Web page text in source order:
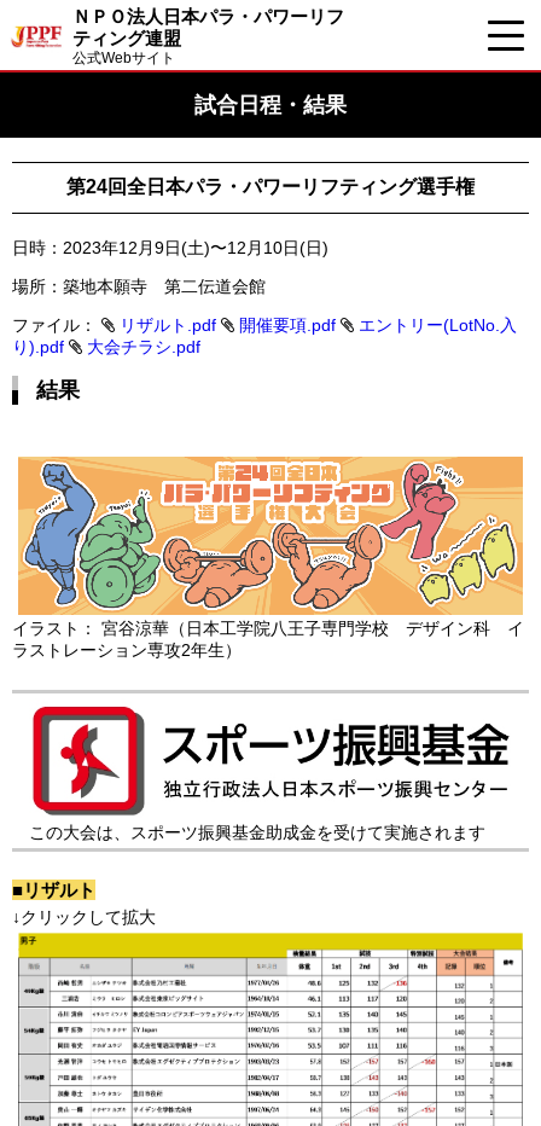
ＮＰＯ法人日本パラ・パワーリフ
ティング連盟
公式Webサイト
試合日程・結果
第24回全日本パラ・パワーリフティング選手権
日時：2023年12月9日(土)〜12月10日(日)
場所：築地本願寺 第二伝道会館
ファイル：
リザルト.pdf 開催要項.pdf
エントリー(LotNo.入
り).pdf
大会チラシ.pdf
結果
イラスト： 宮谷涼華（日本工学院八王子専門学校 デザイン科 イ
ラストレーション専攻2年生）
この大会は、スポーツ振興基金助成金を受けて実施されます
■リザルト
↓クリックして拡大